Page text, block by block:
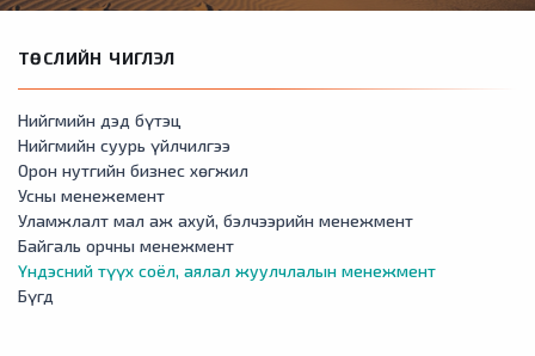
ТӨСЛИЙН ЧИГЛЭЛ
Нийгмийн дэд бүтэц
Нийгмийн суурь үйлчилгээ
Орон нутгийн бизнес хөгжил
Усны менежемент
Уламжлалт мал аж ахуй, бэлчээрийн менежмент
Байгаль орчны менежмент
Үндэсний түүх соёл, аялал жуулчлалын менежмент
Бүгд